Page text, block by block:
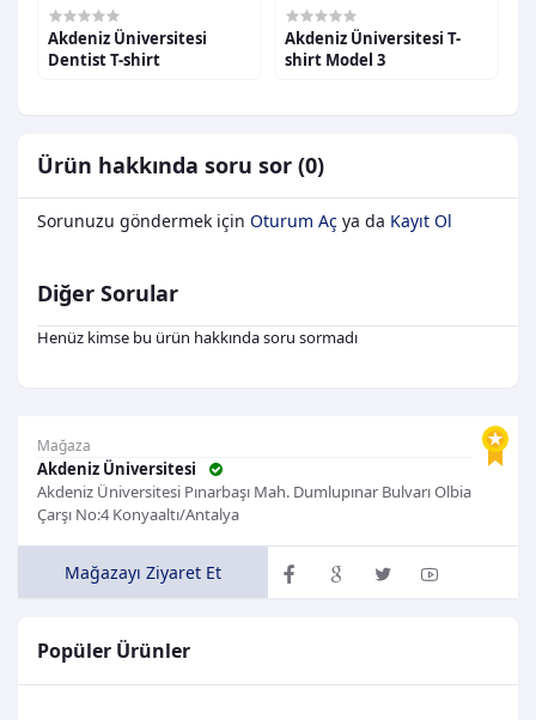
Mağaza
Akdeniz Üniversitesi
Akdeniz Üniversitesi Pınarbaşı Mah. Dumlupınar Bulvarı Olbia
Çarşı No:4 Konyaaltı/Antalya
Mağazayı Ziyaret Et
Popüler Ürünler
Akdeniz Üniversitesi
Dentist T-shirt
Akdeniz Üniversitesi T-
shirt Model 3
Ürün hakkında soru sor (0)
Sorunuzu göndermek için Oturum Aç ya da Kayıt Ol
Diğer Sorular
Henüz kimse bu ürün hakkında soru sormadı